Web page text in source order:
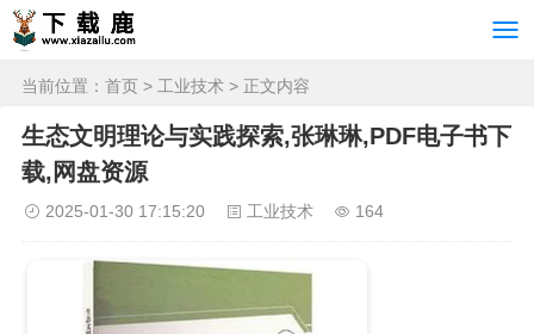
当前位置： 首页 > 工业技术 > 正文内容
生态文明理论与实践探索,张琳琳,PDF电子书下
载,网盘资源
2025-01-30 17:15:20 工业技术 164